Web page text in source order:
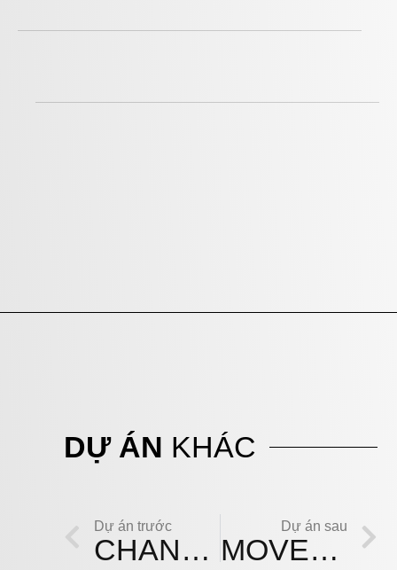
DỰ ÁN KHÁC
Dự án trước
CHANEL – LOTTE LIỄU GIAI HÀ NỘI
Dự án sau
MOVE FITNESS